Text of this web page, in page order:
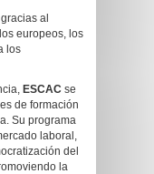
al
europeos, los
los
ESCAC se
de formación
Su programa
laboral,
del
la